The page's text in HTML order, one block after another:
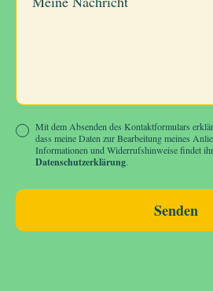
Mit dem Absenden des Kontaktformulars
dass meine Daten zur Bearbeitung meines
Informationen und Widerrufshinweise findet
Datenschutzerklärung.